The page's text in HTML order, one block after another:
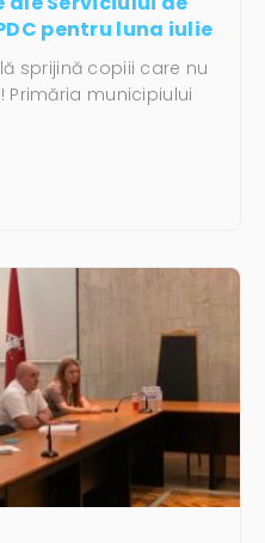
pentru luna iulie
sprijină copiii care nu
Primăria municipiului